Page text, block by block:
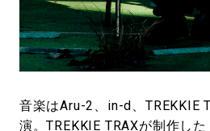
音楽はAru-2、in-d、TREKKIE
演。TREKKIE TRAXが制作し